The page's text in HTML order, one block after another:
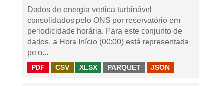
Dados de energia vertida turbinável
consolidados pelo ONS por reservatório em
periodicidade horária. Para este conjunto de
dados, a Hora Início (00:00) está representada
pelo...
PDF CSV XLSX PARQUET JSON